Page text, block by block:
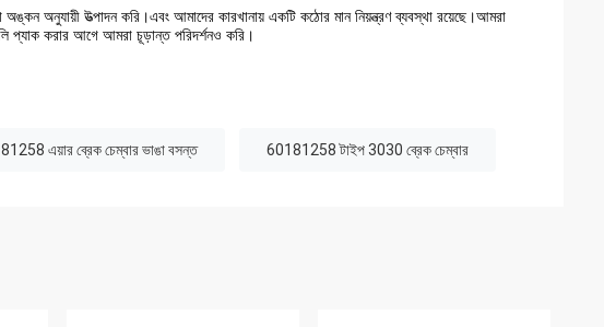
অনুযায়ী উত্পাদন করি।এবং আমাদের কারখানায় একটি কঠোর মান নিয়ন্ত্রণ ব্যবস্থা রয়েছে।আমরা
প্যাক করার আগে আমরা চূড়ান্ত পরিদর্শনও করি।
এয়ার ব্রেক চেম্বার ভাঙা বসন্ত 60181258 টাইপ 3030 ব্রেক চেম্বার